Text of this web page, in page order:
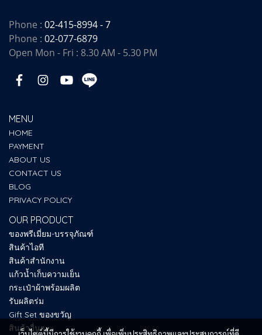
Phone : 02-415-8994 - 7
Phone : 02-077-6879
Open Mon - Fri : 8.30 AM - 5.30 PM
MENU
HOME
PAYMENT
ABOUT US
CONTACT US
BLOG
PRIVACY POLICY
OUR PRODUCT
ของพรีเมี่ยม-บรรจุภัณฑ์
สินค้าไอที
สินค้าสำนักงาน
แก้วน้ำเก็บความเย็น
กระเป๋าผ้าพร้อมผลิต
รับผลิตร่ม
Gift Set ของขวัญ
สินค้าอื่นๆ